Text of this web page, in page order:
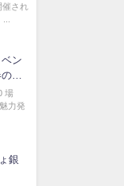
され
ン
お
場
力発
銀